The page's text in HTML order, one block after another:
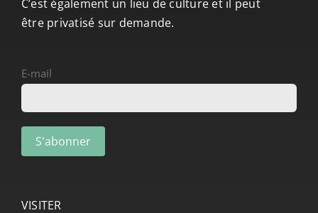
C’est également un lieu de culture et il peut
être privatisé sur demande.
E-mail
VISITER